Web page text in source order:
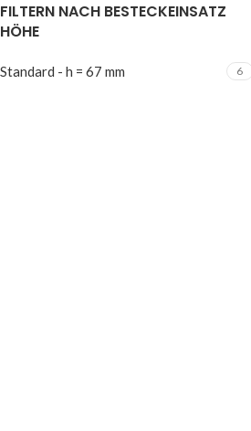
FILTERN NACH BESTECKEINSATZ
HÖHE
Standard - h = 67 mm 6